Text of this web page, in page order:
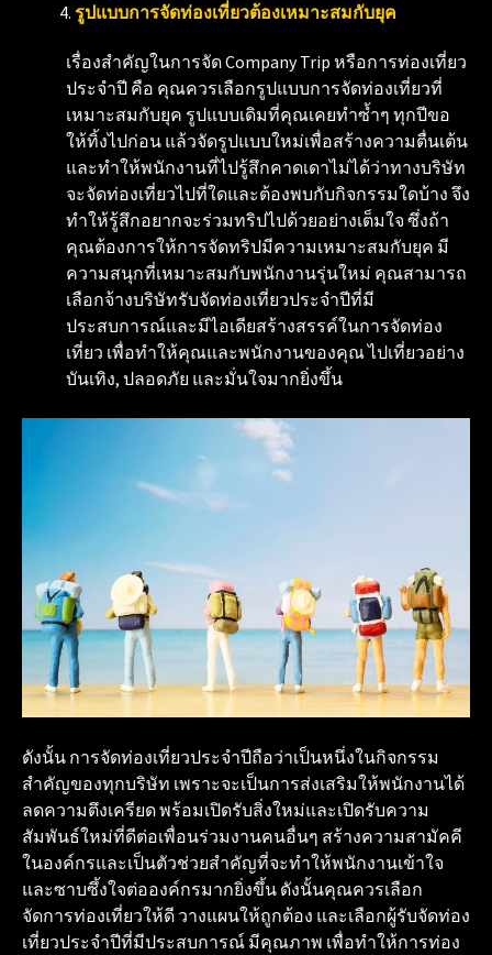
รูปแบบการจัดท่องเที่ยวต้องเหมาะสมกับยุค
เรื่องสำคัญในการจัด Company Trip หรือการท่องเที่ยว
ประจำปี คือ คุณควรเลือกรูปแบบการจัดท่องเที่ยวที่
เหมาะสมกับยุค รูปแบบเดิมที่คุณเคยทำซ้ำๆ ทุกปีขอ
ให้ทิ้งไปก่อน แล้วจัดรูปแบบใหม่เพื่อสร้างความตื่นเต้น
และทำให้พนักงานที่ไปรู้สึกคาดเดาไม่ได้ว่าทางบริษัท
จะจัดท่องเที่ยวไปที่ใดและต้องพบกับกิจกรรมใดบ้าง จึง
ทำให้รู้สึกอยากจะร่วมทริปไปด้วยอย่างเต็มใจ ซึ่งถ้า
คุณต้องการให้การจัดทริปมีความเหมาะสมกับยุค มี
ความสนุกที่เหมาะสมกับพนักงานรุ่นใหม่ คุณสามารถ
เลือกจ้างบริษัทรับจัดท่องเที่ยวประจำปีที่มี
ประสบการณ์และมีไอเดียสร้างสรรค์ในการจัดท่อง
เที่ยว เพื่อทำให้คุณและพนักงานของคุณ ไปเที่ยวอย่าง
บันเทิง, ปลอดภัย และมั่นใจมากยิ่งขึ้น
ดังนั้น การจัดท่องเที่ยวประจำปีถือว่าเป็นหนึ่งในกิจกรรม
สำคัญของทุกบริษัท เพราะจะเป็นการส่งเสริมให้พนักงานได้
ลดความตึงเครียด พร้อมเปิดรับสิ่งใหม่และเปิดรับความ
สัมพันธ์ใหม่ที่ดีต่อเพื่อนร่วมงานคนอื่นๆ สร้างความสามัคคี
ในองค์กรและเป็นตัวช่วยสำคัญที่จะทำให้พนักงานเข้าใจ
และซาบซึ้งใจต่อองค์กรมากยิ่งขึ้น ดังนั้นคุณควรเลือก
จัดการท่องเที่ยวให้ดี วางแผนให้ถูกต้อง และเลือกผู้รับจัดท่อง
เที่ยวประจำปีที่มีประสบการณ์ มีคุณภาพ เพื่อทำให้การท่อง